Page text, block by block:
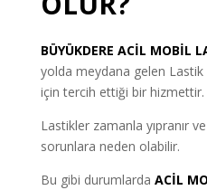
BÜYÜKDERE ACİL MOBİL
yolda meydana gelen
için tercih ettiği bir hizmettir.
Lastikler zamanla yıpranır
sorunlara neden olabilir.
Bu gibi durumlarda ACİL